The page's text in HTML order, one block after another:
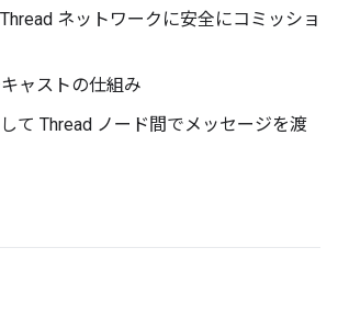
ネットワークに安全にコミッショ
ャストの仕組み
て Thread ノード間でメッセージを渡